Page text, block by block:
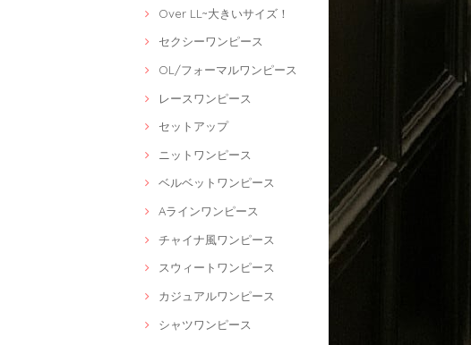
Over LL~大きいサイズ！
セクシーワンピース
OL/フォーマルワンピース
レースワンピース
セットアップ
ニットワンピース
ベルベットワンピース
Aラインワンピース
チャイナ風ワンピース
スウィートワンピース
カジュアルワンピース
シャツワンピース